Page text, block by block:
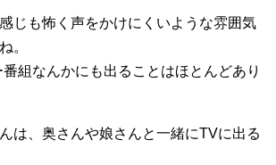
じも怖く声をかけにくいような雰囲気
。
組なんかにも出ることはほとんどあり
は、奥さんや娘さんと一緒にTVに出る